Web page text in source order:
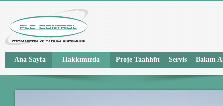
Ana Sayfa Hakkımızda Proje Taahhüt Servis Bakım